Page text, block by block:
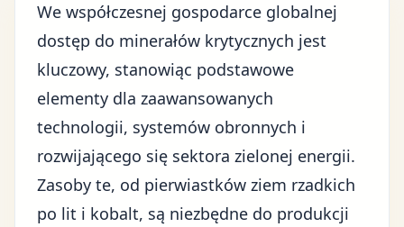
We współczesnej gospodarce globalnej
dostęp do minerałów krytycznych jest
kluczowy, stanowiąc podstawowe
elementy dla zaawansowanych
technologii, systemów obronnych i
rozwijającego się sektora zielonej energii.
Zasoby te, od pierwiastków ziem rzadkich
po lit i kobalt, są niezbędne do produkcji